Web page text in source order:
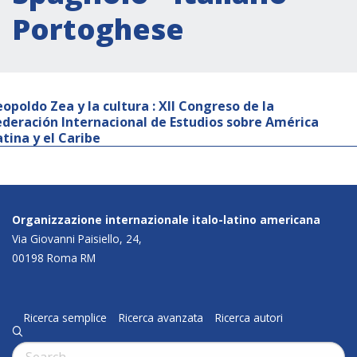
Portoghese
Zea y la cultura : XII Congreso de la
Internacional de Estudios sobre América
y el Caribe
Organizzazione internazionale italo-latino americana
Via Giovanni Paisiello, 24,
00198 Roma RM
Ricerca semplice Ricerca avanzata Ricerca autori
q
Cerca: